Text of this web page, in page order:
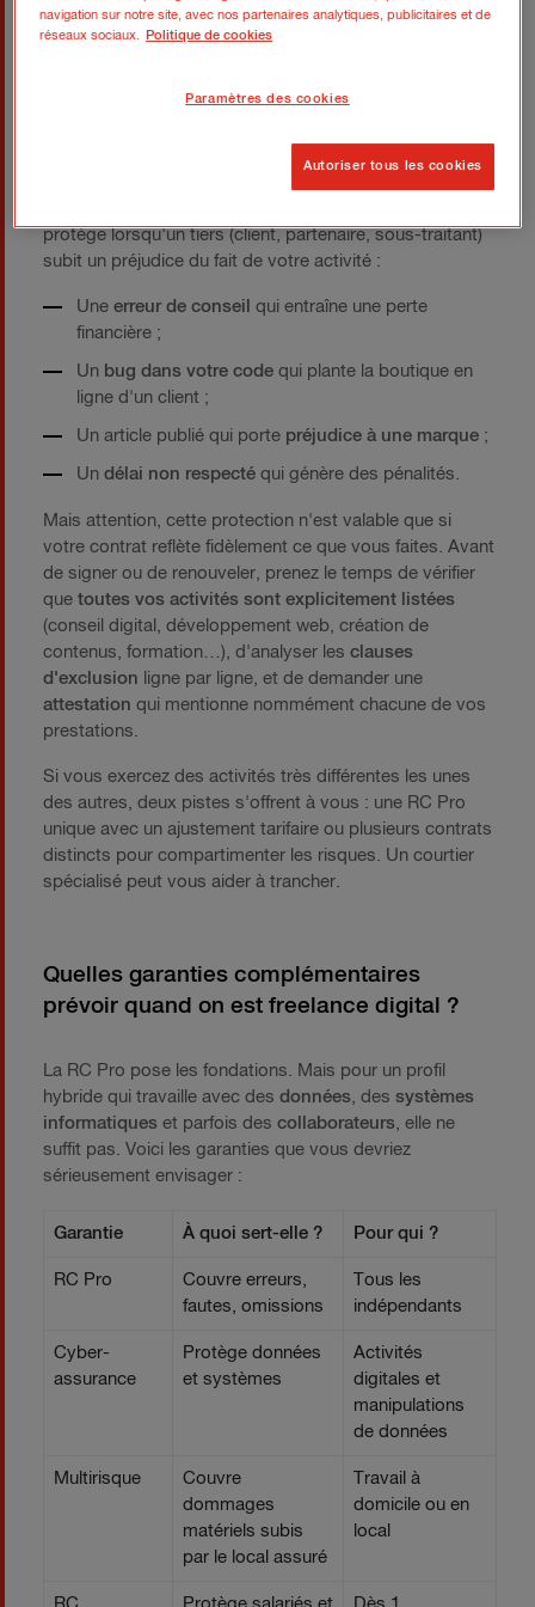
suffire à couvrir l'ensemble de vos prestations. La
clairement déclarées dans le contrat.
protège lorsqu'un tiers (client, partenaire, sous-traitant)
subit un préjudice du fait de votre activité :
Une erreur de conseil qui entraîne une perte
financière ;
Un bug dans votre code qui plante la boutique en
ligne d'un client ;
Un article publié qui porte préjudice à une marque ;
Un délai non respecté qui génère des pénalités.
Mais attention, cette protection n'est valable que si
votre contrat reflète fidèlement ce que vous faites. Avant
de signer ou de renouveler, prenez le temps de vérifier
que toutes vos activités sont explicitement listées
(conseil digital, développement web, création de
contenus, formation…), d'analyser les clauses
d'exclusion ligne par ligne, et de demander une
attestation qui mentionne nommément chacune de vos
prestations.
Si vous exercez des activités très différentes les unes
des autres, deux pistes s'offrent à vous : une RC Pro
unique avec un ajustement tarifaire ou plusieurs contrats
distincts pour compartimenter les risques. Un courtier
spécialisé peut vous aider à trancher.
Quelles garanties complémentaires
prévoir quand on est freelance digital ?
La RC Pro pose les fondations. Mais pour un profil
hybride qui travaille avec des données, des systèmes
informatiques et parfois des collaborateurs, elle ne
suffit pas. Voici les garanties que vous devriez
sérieusement envisager :
Garantie À quoi sert-elle ? Pour qui ?
RC Pro
Couvre erreurs,
fautes, omissions
Tous les
indépendants
Cyber-
assurance
Protège données
et systèmes
Activités
digitales et
manipulations
de données
Multirisque
Couvre
dommages
matériels subis
par le local assuré
Travail à
domicile ou en
local
navigation sur notre site, avec nos partenaires analytiques, publicitaires et de
réseaux sociaux. Politique de cookies
Paramètres des cookies
Autoriser tous les cookies